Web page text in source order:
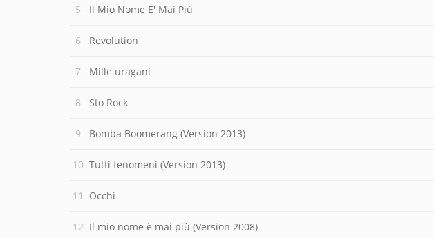
Il Mio Nome E' Mai Più
Revolution
Mille uragani
Sto Rock
Bomba Boomerang (Version 2013)
Tutti fenomeni (Version 2013)
Occhi
Il mio nome è mai più (Version 2008)